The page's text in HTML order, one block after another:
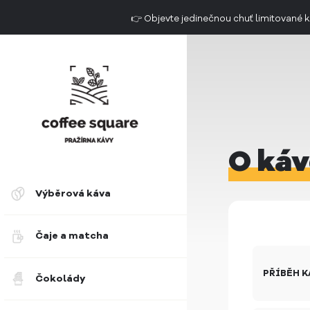
👉 Objevte jedinečnou chuť limitované
Doručení do 2. dne už od 49
O
PŘÍBĚH
Výběrová káva
Čaje a matcha
Čokolády